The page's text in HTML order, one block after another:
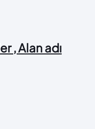
, Alan adı